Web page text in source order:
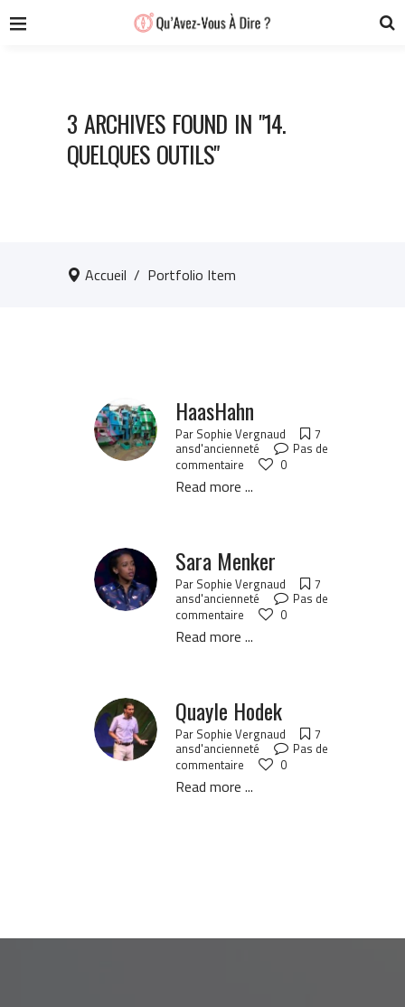
3 ARCHIVES FOUND IN "14.
QUELQUES OUTILS"
Accueil / Portfolio Item
HaasHahn
Par Sophie Vergnaud
7
ansd'ancienneté
Pas de
commentaire
0
Read more ...
Sara Menker
Par Sophie Vergnaud
7
ansd'ancienneté
Pas de
commentaire
0
Read more ...
Quayle Hodek
Par Sophie Vergnaud
7
ansd'ancienneté
Pas de
commentaire
0
Read more ...